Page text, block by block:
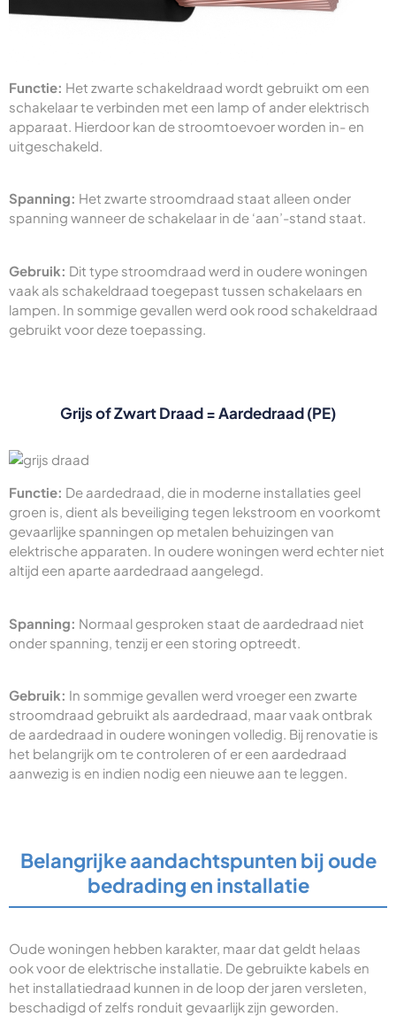
Functie: Het zwarte schakeldraad wordt gebruikt om een
schakelaar te verbinden met een lamp of ander elektrisch
apparaat. Hierdoor kan de stroomtoevoer worden in- en
uitgeschakeld.
Spanning: Het zwarte stroomdraad staat alleen onder
spanning wanneer de schakelaar in de ‘aan’-stand staat.
Gebruik: Dit type stroomdraad werd in oudere woningen
vaak als schakeldraad toegepast tussen schakelaars en
lampen. In sommige gevallen werd ook rood schakeldraad
gebruikt voor deze toepassing.
Grijs of Zwart Draad = Aardedraad (PE)
Functie: De aardedraad, die in moderne installaties geel
groen is, dient als beveiliging tegen lekstroom en voorkomt
gevaarlijke spanningen op metalen behuizingen van
elektrische apparaten. In oudere woningen werd echter niet
altijd een aparte aardedraad aangelegd.
Spanning: Normaal gesproken staat de aardedraad niet
onder spanning, tenzij er een storing optreedt.
Gebruik: In sommige gevallen werd vroeger een zwarte
stroomdraad gebruikt als aardedraad, maar vaak ontbrak
de aardedraad in oudere woningen volledig. Bij renovatie is
het belangrijk om te controleren of er een aardedraad
aanwezig is en indien nodig een nieuwe aan te leggen.
Belangrijke aandachtspunten bij oude
bedrading en installatie
Oude woningen hebben karakter, maar dat geldt helaas
ook voor de elektrische installatie. De gebruikte kabels en
het installatiedraad kunnen in de loop der jaren versleten,
beschadigd of zelfs ronduit gevaarlijk zijn geworden.